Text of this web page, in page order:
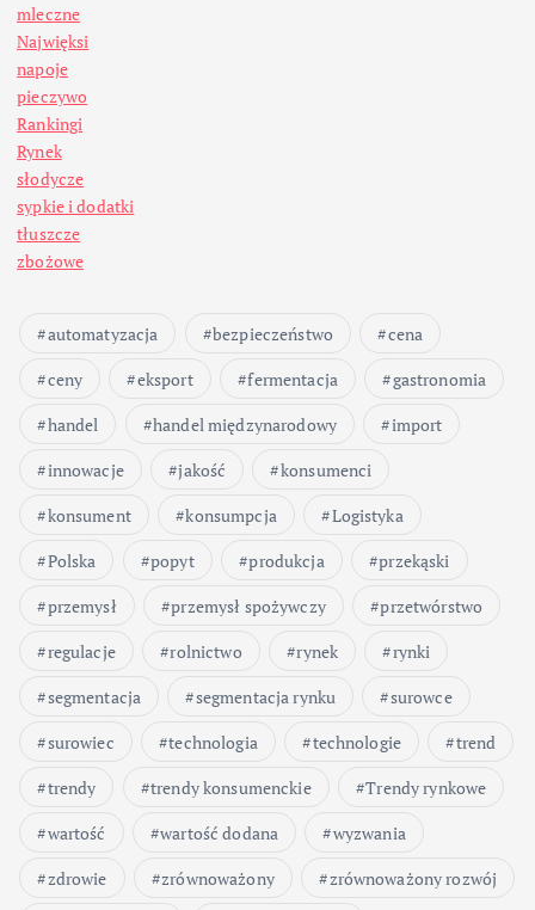
mleczne
Najwięksi
napoje
pieczywo
Rankingi
Rynek
słodycze
sypkie i dodatki
tłuszcze
zbożowe
automatyzacja bezpieczeństwo
cena
ceny
eksport fermentacja
gastronomia
handel
handel międzynarodowy
import
innowacje
jakość
konsumenci
konsument
konsumpcja
Logistyka
Polska
popyt produkcja
przekąski
przemysł
przemysł spożywczy
przetwórstwo
regulacje
rolnictwo rynek
rynki
segmentacja
segmentacja rynku
surowce
surowiec
technologia technologie
trend
trendy
trendy konsumenckie
Trendy rynkowe
wartość
wartość dodana
wyzwania
zdrowie
zrównoważony
zrównoważony rozwój